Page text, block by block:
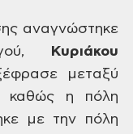
αναγνώστηκε
Κυριάκου
μεταξύ
καθώς η πόλη
με την πόλη